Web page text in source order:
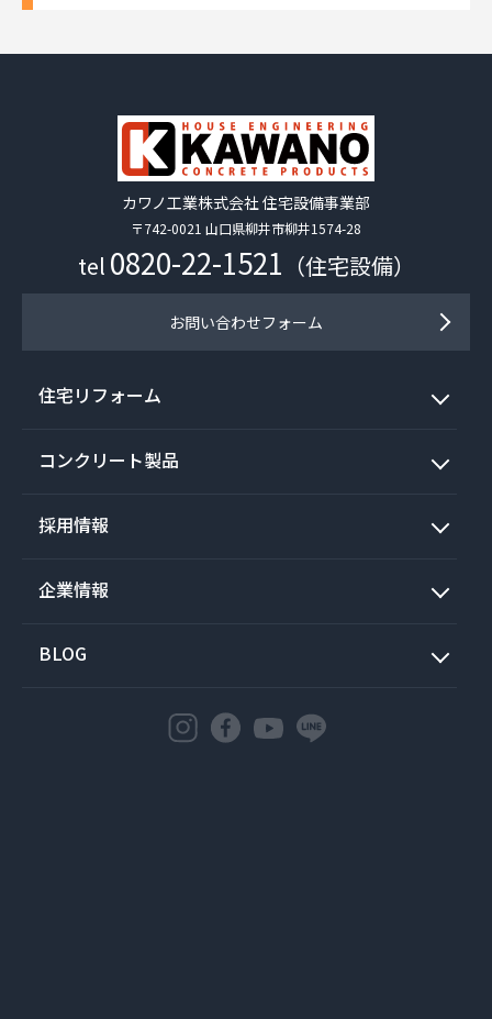
カワノ工業株式会社 住宅設備事業部
〒742-0021 山口県柳井市柳井1574-28
tel 0820-22-1521 （住宅設備）
お問い合わせフォーム
住宅リフォーム
コンクリート製品
採用情報
企業情報
BLOG